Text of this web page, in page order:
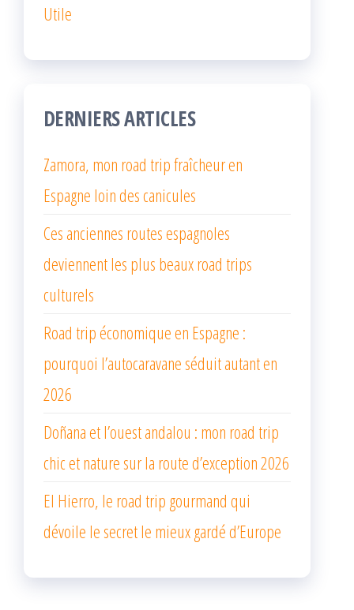
Utile
DERNIERS ARTICLES
Zamora, mon road trip fraîcheur en
Espagne loin des canicules
Ces anciennes routes espagnoles
deviennent les plus beaux road trips
culturels
Road trip économique en Espagne :
pourquoi l’autocaravane séduit autant en
2026
Doñana et l’ouest andalou : mon road trip
chic et nature sur la route d’exception 2026
El Hierro, le road trip gourmand qui
dévoile le secret le mieux gardé d’Europe